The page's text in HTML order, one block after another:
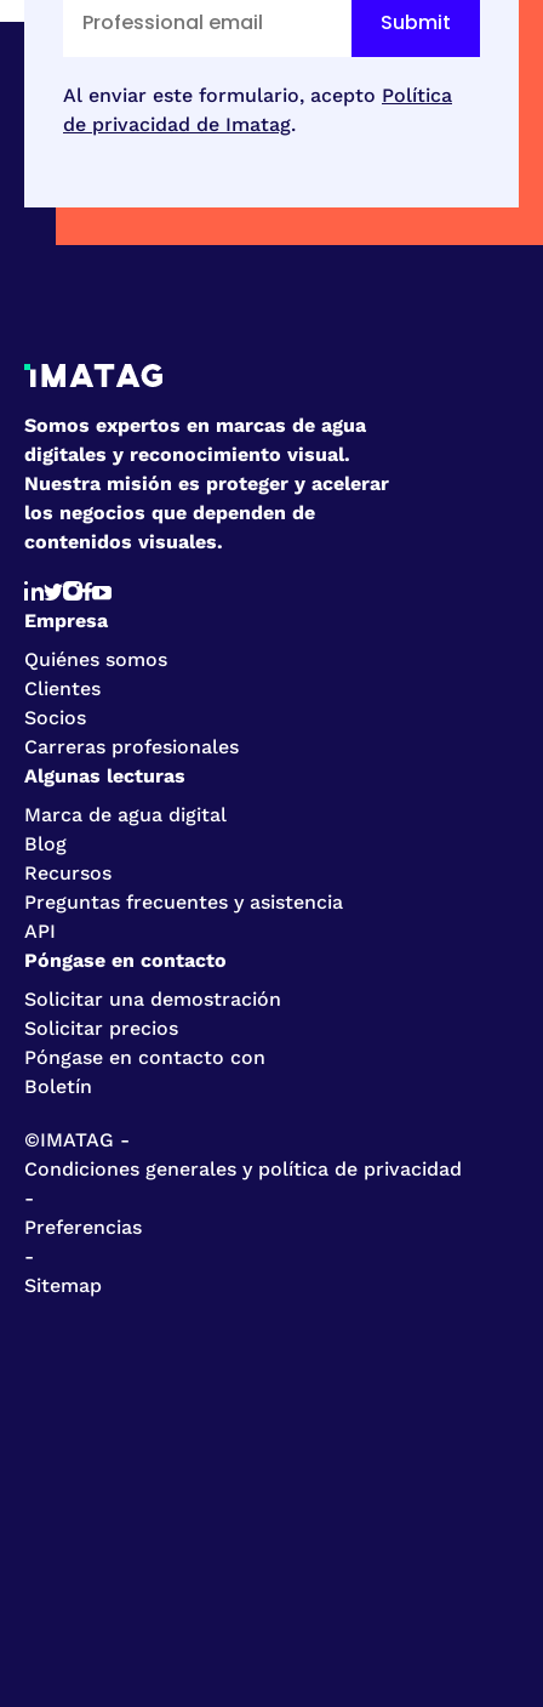
Al enviar este formulario, acepto Política
de privacidad de Imatag.
Somos expertos en marcas de agua
digitales y reconocimiento visual.
Nuestra misión es proteger y acelerar
los negocios que dependen de
contenidos visuales.
Empresa
Quiénes somos
Clientes
Socios
Carreras profesionales
Algunas lecturas
Marca de agua digital
Blog
Recursos
Preguntas frecuentes y asistencia
API
Póngase en contacto
Solicitar una demostración
Solicitar precios
Póngase en contacto con
Boletín
©IMATAG -
Condiciones generales y política de privacidad
-
Preferencias
-
Sitemap